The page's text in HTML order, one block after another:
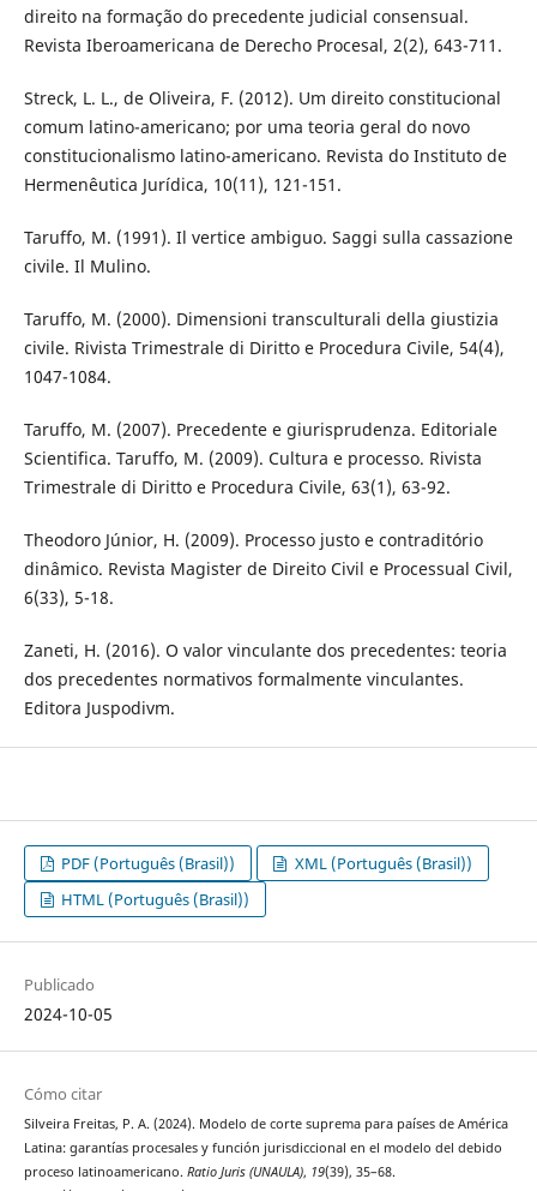
direito na formação do precedente judicial consensual.
Revista Iberoamericana de Derecho Procesal, 2(2), 643-711.
Streck, L. L., de Oliveira, F. (2012). Um direito constitucional
comum latino-americano; por uma teoria geral do novo
constitucionalismo latino-americano. Revista do Instituto de
Hermenêutica Jurídica, 10(11), 121-151.
Taruffo, M. (1991). Il vertice ambiguo. Saggi sulla cassazione
civile. Il Mulino.
Taruffo, M. (2000). Dimensioni transculturali della giustizia
civile. Rivista Trimestrale di Diritto e Procedura Civile, 54(4),
1047-1084.
Taruffo, M. (2007). Precedente e giurisprudenza. Editoriale
Scientifica. Taruffo, M. (2009). Cultura e processo. Rivista
Trimestrale di Diritto e Procedura Civile, 63(1), 63-92.
Theodoro Júnior, H. (2009). Processo justo e contraditório
dinâmico. Revista Magister de Direito Civil e Processual Civil,
6(33), 5-18.
Zaneti, H. (2016). O valor vinculante dos precedentes: teoria
dos precedentes normativos formalmente vinculantes.
Editora Juspodivm.
PDF (Português (Brasil))
XML (Português (Brasil))
HTML (Português (Brasil))
Publicado
2024-10-05
Cómo citar
Silveira Freitas, P. A. (2024). Modelo de corte suprema para países de América
Latina: garantías procesales y función jurisdiccional en el modelo del debido
proceso latinoamericano. Ratio Juris (UNAULA), 19(39), 35–68.